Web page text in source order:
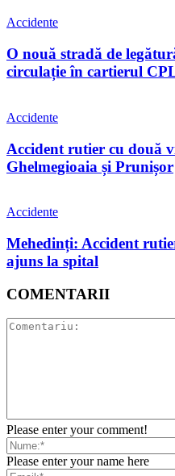
Accidente
O nouă stradă de
circulație în cartierul
Accidente
Accident rutier cu două
Ghelmegioaia și Prunișor
Accidente
Mehedinți: Accident
ajuns la spital
COMENTARII
Please enter your comment!
Please enter your name here